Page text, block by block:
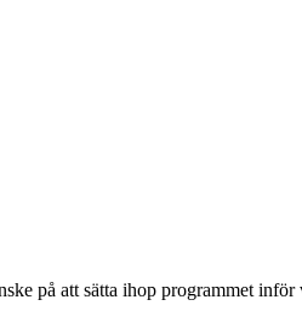
på att sätta ihop programmet